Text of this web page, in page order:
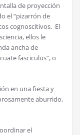
de proyección
el “pizarrón de
cognoscitivos. El
ellos le
ancha de
fasciculus”, o
en una fiesta y
aburrido,
el